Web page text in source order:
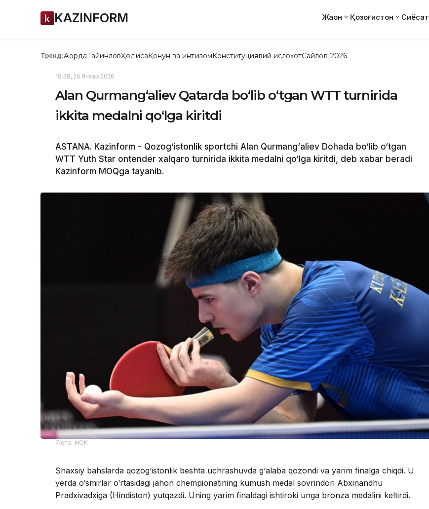
KAZINFORM Жаҳон Қозоғистон Сиёсат
Тренд:АқордаТайинловҲодисаҚонун ва интизомКонституциявий ислоҳотСайлов-2026
16:38, 26 Январ 2026
Alan Qurmang‘aliev Qatarda bo‘lib o‘tgan WTT turnirida
ikkita medalni qo‘lga kiritdi
ASTANA. Kazinform - Qozog‘istonlik sportchi Alan Qurmang‘aliev Dohada bo‘lib o‘tgan
WTT Yuth Star ontender xalqaro turnirida ikkita medalni qo‘lga kiritdi, deb xabar beradi
Kazinform MOQga tayanib.
Фото: НОК
Shaxsiy bahslarda qozog‘istonlik beshta uchrashuvda g‘alaba qozondi va yarim finalga chiqdi. U
yerda o‘smirlar o‘rtasidagi jahon chempionatining kumush medal sovrindori Abxinandhu
Pradxivadxiga (Hindiston) yutqazdi. Uning yarim finaldagi ishtiroki unga bronza medalini keltirdi.